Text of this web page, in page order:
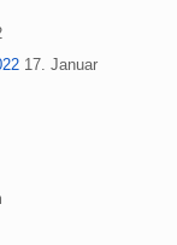
17. Januar